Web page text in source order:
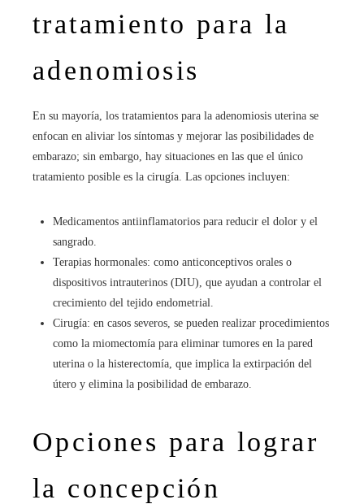
tratamiento para la
adenomiosis
En su mayoría, los tratamientos para la adenomiosis uterina se
enfocan en aliviar los síntomas y mejorar las posibilidades de
embarazo; sin embargo, hay situaciones en las que el único
tratamiento posible es la cirugía. Las opciones incluyen:
Medicamentos antiinflamatorios para reducir el dolor y el
sangrado.
Terapias hormonales: como anticonceptivos orales o
dispositivos intrauterinos (DIU), que ayudan a controlar el
crecimiento del tejido endometrial.
Cirugía: en casos severos, se pueden realizar procedimientos
como la miomectomía para eliminar tumores en la pared
uterina o la histerectomía, que implica la extirpación del
útero y elimina la posibilidad de embarazo.
Opciones para lograr
la concepción